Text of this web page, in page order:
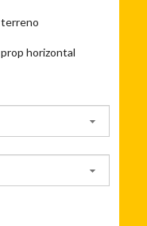
terreno
prop horizontal